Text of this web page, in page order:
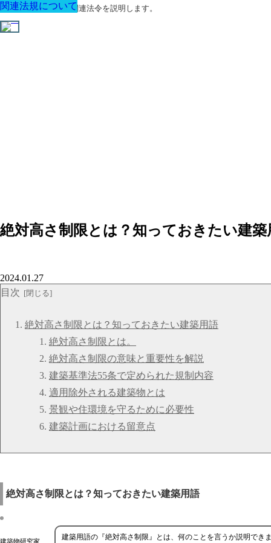
建築に関する用語と関連法令を説明します。
絶対高さ制限とは？知っておきたい建築
関連法規について
2024.01.27
目次
絶対高さ制限とは？知っておきたい建築用語
絶対高さ制限とは。
絶対高さ制限の意味と重要性を解説
建築基準法55条で定められた規制内容
適用除外される建築物とは
景観や住環境を守るために必要性
建築計画における留意点
絶対高さ制限とは？知っておきたい建築用語
建築物研究家 建築用語の『絶対高さ制限』とは、何のことを言うか説明でき
関連法規について
関連法規について
関連法規について
関連法規について
関連法規について
関連法規について